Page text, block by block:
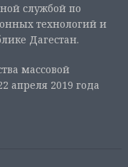
службой по
технологий и
Дагестан.
массовой
апреля 2019 года